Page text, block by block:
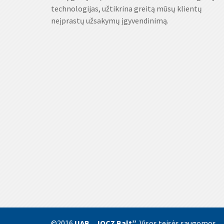
technologijas, užtikrina greitą mūsų klientų
neįprastų užsakymų įgyvendinimą.